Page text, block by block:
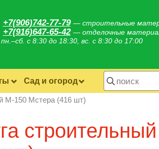
+7(906)742-77-79 — строительные
+7(916)647-65-42 — отделочные
пн.–сб. с 8:30 до 18:30, вс. с 8:30 до 17:00
Сад и огород
М-150 Мстера (416 шт)